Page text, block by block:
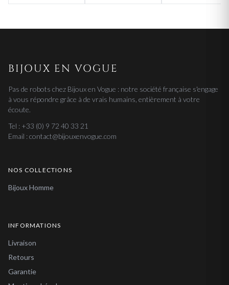
BIJOUX EN VOGUE
Pas de robots chez Bijoux en Vogue : notre société française s'engage
à vous répondre grâce à de vrais humains, entièrement à votre
écoute.
Tel : +33 (0) 9 72 40 33 21
Email : contact@bijouxenvogue.com
NOS COLLECTIONS
Bijoux Homme
INFORMATIONS
Livraison
Retours
Garantie